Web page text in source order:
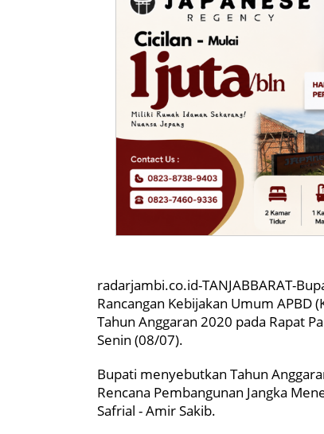
radarjambi.co.id-TANJABBARAT-
Rancangan Kebijakan Umum APBD
Tahun Anggaran 2020 pada Rapat
Senin (08/07).
Bupati menyebutkan Tahun
Rencana Pembangunan Jangka
Safrial - Amir Sakib.